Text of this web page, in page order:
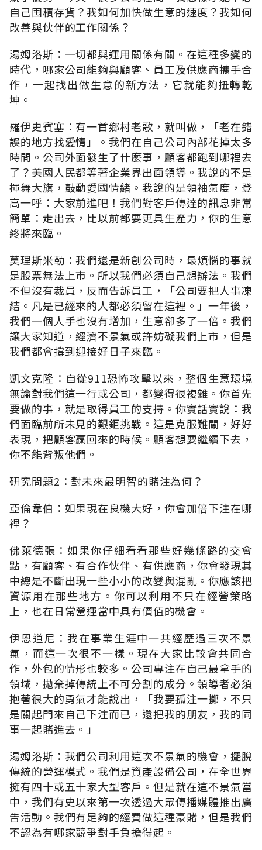
自己囤積存貨？我如何加快做生意的速度？我如何
改善與伙伴的工作關係？
湯姆洛斯：一切都與運用關係有關。在這種多變的
時代，哪家公司能夠與顧客、員工及供應商攜手合
作，一起找出做生意的新方法，它就能夠扭轉乾
坤。
羅伊史賓塞：有一首鄉村老歌，就叫做，「老在錯
誤的地方找愛情」。我們在自己公司內部花掉太多
時間。公司外面發生了什麼事，顧客都跑到哪裡去
了？美國人民都等著企業界出面領導。我說的不是
揮舞大旗，鼓動愛國情緒。我說的是領袖氣度，登
高一呼：大家前進吧！我們對客戶傳達的訊息非常
簡單：走出去，比以前都要更具生產力，你的生意
終將來臨。
莫理斯米勒：我們還是新創公司時，最煩惱的事就
是股票無法上市。所以我們必須自己想辦法。我們
不但沒有裁員，反而告訴員工，「公司要把人事凍
結。凡是已經來的人都必須留在這裡。」一年後，
我們一個人手也沒有增加，生意卻多了一倍。我們
讓大家知道，經濟不景氣或許妨礙我們上市，但是
我們都會撐到迎接好日子來臨。
凱文克隆：自從911恐怖攻擊以來，整個生意環境
無論對我們這一行或公司，都變得很複雜。你首先
要做的事，就是取得員工的支持。你實話實說：我
們面臨前所未見的艱鉅挑戰。這是克服難關，好好
表現，把顧客贏回來的時候。顧客想要繼續下去，
你不能背叛他們。
研究問題2：對未來最明智的賭注為何？
亞倫韋伯：如果現在良機大好，你會加倍下注在哪
裡？
佛萊德張：如果你仔細看看那些好幾條路的交會
點，有顧客、有合作伙伴、有供應商，你會發現其
中總是不斷出現一些小小的改變與混亂。你應該把
資源用在那些地方。你可以利用不只在經營策略
上，也在日常營運當中具有價值的機會。
伊恩道尼：我在事業生涯中一共經歷過三次不景
氣，而這一次很不一樣。現在大家比較會共同合
作，外包的情形也較多。公司專注在自己最拿手的
領域，拋棄掉傳統上不可分割的成分。領導者必須
抱著很大的勇氣才能說出，「我要孤注一擲，不只
是關起門來自己下注而已，還把我的朋友，我的同
事一起賭進去。」
湯姆洛斯：我們公司利用這次不景氣的機會，擺脫
傳統的營運模式。我們是資產設備公司，在全世界
擁有四十或五十家大型客戶。但是就在這不景氣當
中，我們有史以來第一次透過大眾傳播媒體推出廣
告活動。我們有足夠的經費做這種豪賭，但是我們
不認為有哪家競爭對手負擔得起。